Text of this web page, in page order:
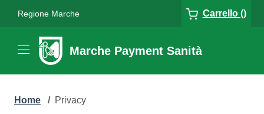
Regione Marche Carrello ()
Marche Payment Sanità
Home / Privacy